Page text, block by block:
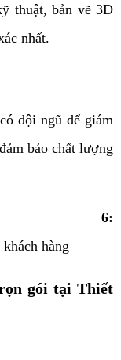
thuật, bản vẽ 3D
nhất.
đội ngũ để giám
bảo chất lượng
6:
hàng
gói tại Thiết